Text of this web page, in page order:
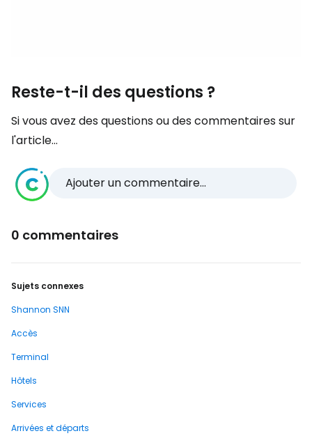
Reste-t-il des questions ?
Si vous avez des questions ou des commentaires sur
l'article...
Ajouter un commentaire...
0 commentaires
Sujets connexes
Shannon SNN
Accès
Terminal
Hôtels
Services
Arrivées et départs